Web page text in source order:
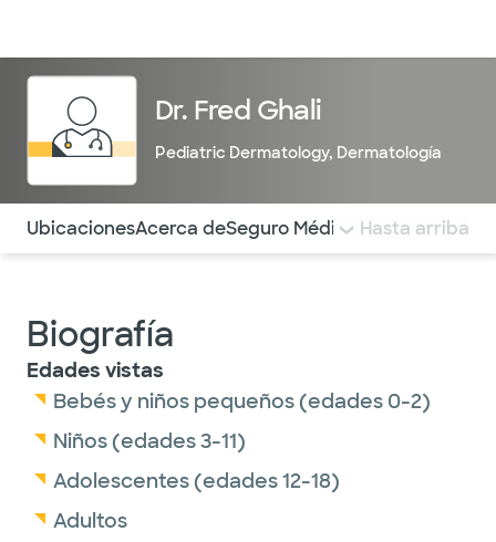
Dr. Fred Ghali
Pediatric Dermatology, Dermatología
Utilice esta navegación para saltar rápidamente a
UbicacionesAcerca deSeguro Médico COMENTARIOS
Hasta arriba
Biografía
Edades vistas
Bebés y niños pequeños (edades 0-2)
Niños (edades 3-11)
Adolescentes (edades 12-18)
Adultos